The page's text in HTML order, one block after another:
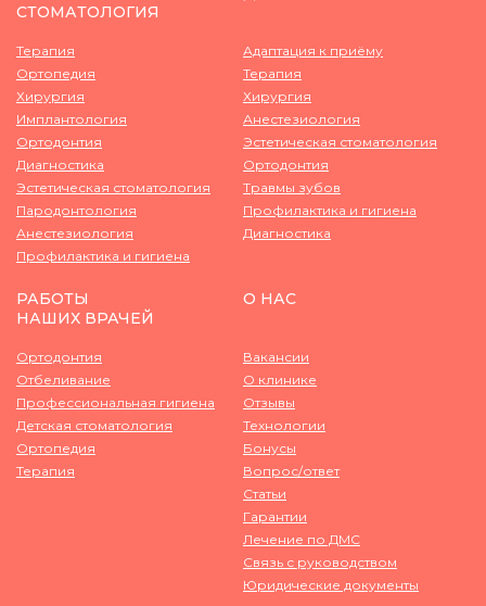
СТОМАТОЛОГИЯ
Терапия
Ортопедия
Хирургия
Имплантология
Ортодонтия
Диагностика
Эстетическая стоматология
Пародонтология
Анестезиология
Профилактика и гигиена
Адаптация к приёму
Терапия
Хирургия
Анестезиология
Эстетическая стоматология
Ортодонтия
Травмы зубов
Профилактика и гигиена
Диагностика
РАБОТЫ
НАШИХ ВРАЧЕЙ
Ортодонтия
Отбеливание
Профессиональная гигиена
Детская стоматология
Ортопедия
Терапия
О НАС
Вакансии
О клинике
Отзывы
Технологии
Бонусы
Вопрос/ответ
Статьи
Гарантии
Лечение по ДМС
Связь с руководством
Юридические документы